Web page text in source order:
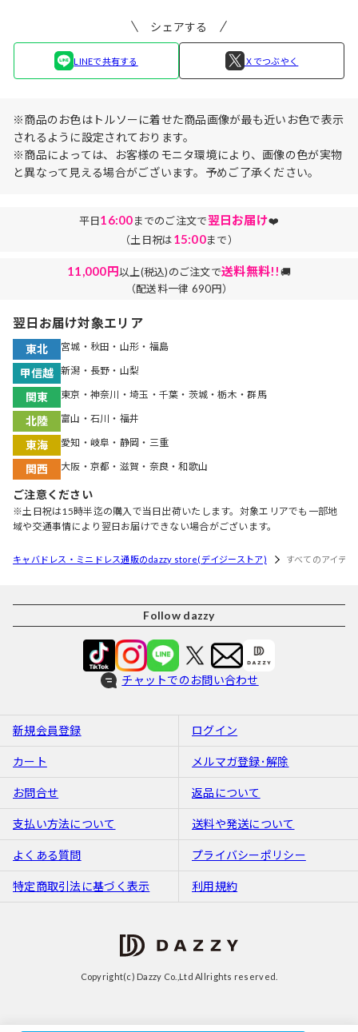
シェアする
LINEで共有する Ｘでつぶやく
※商品のお色はトルソーに着せた商品画像が最も近いお色で表示
されるように設定されております。
※商品によっては、お客様のモニタ環境により、画像の色が実物
と異なって見える場合がございます。予めご了承ください。
平日16:00までのご注文で翌日お届け❤️
（土日祝は15:00まで）
11,000円以上(税込)のご注文で送料無料!!🚚
（配送料一律 690円）
翌日お届け対象エリア
東北 宮城・秋田・山形・福島
甲信越 新潟・長野・山梨
関東 東京・神奈川・埼玉・千葉・茨城・栃木・群馬
北陸 富山・石川・福井
東海 愛知・岐阜・静岡・三重
関西 大阪・京都・滋賀・奈良・和歌山
ご注意ください
※土日祝は15時半迄の購入で当日出荷いたします。対象エリアでも一部地
域や交通事情により翌日お届けできない場合がございます。
キャバドレス・ミニドレス通販のdazzy store(デイジーストア) すべてのアイテム
Follow dazzy
チャットでのお問い合わせ
新規会員登録 ログイン
カート メルマガ登録･解除
お問合せ 返品について
支払い方法について 送料や発送について
よくある質問 プライバシーポリシー
特定商取引法に基づく表示 利用規約
Copyright(c) Dazzy Co.,Ltd Allrights reserved.